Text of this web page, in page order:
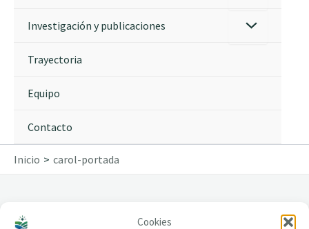
Cookies
Investigación y publicaciones
Trayectoria
Equipo
Contacto
Inicio carol-portada